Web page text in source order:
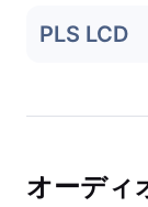
PLS LCD
オーディ